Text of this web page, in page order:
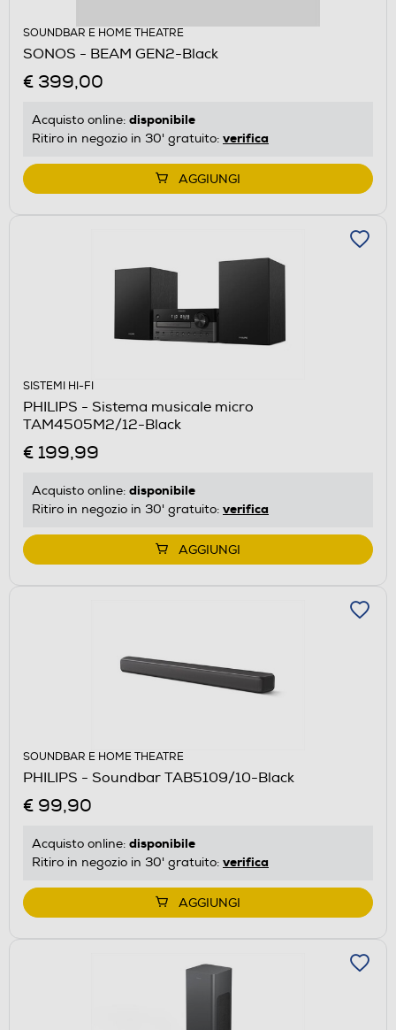
SOUNDBAR E HOME THEATRE
SONOS - BEAM GEN2-Black
€ 399,00
Acquisto online: disponibile
Ritiro in negozio in 30' gratuito: verifica
AGGIUNGI
SISTEMI HI-FI
PHILIPS - Sistema musicale micro
TAM4505M2/12-Black
€ 199,99
Acquisto online: disponibile
Ritiro in negozio in 30' gratuito: verifica
AGGIUNGI
SOUNDBAR E HOME THEATRE
PHILIPS - Soundbar TAB5109/10-Black
€ 99,90
Acquisto online: disponibile
Ritiro in negozio in 30' gratuito: verifica
AGGIUNGI